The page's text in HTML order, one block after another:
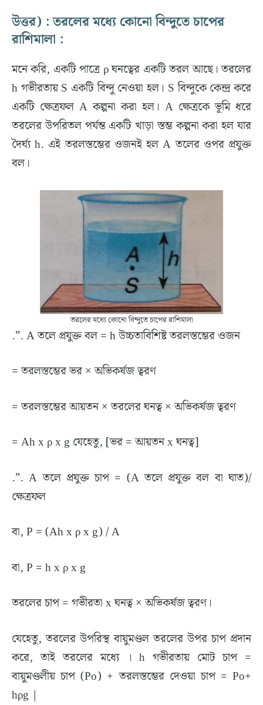
উত্তর) : তরলের মধ্যে কোনো বিন্দুতে চাপের
রাশিমালা :
মনে করি, একটি পাত্রে ρ ঘনত্বের একটি তরল আছে। তরলের
h গভীরতায় S একটি বিন্দু নেওয়া হল। S বিন্দুকে কেন্দ্র করে
একটি ক্ষেত্রফল A কল্পনা করা হল। A ক্ষেত্রকে ভূমি ধরে
তরলের উপরিতল পর্যন্ত একটি খাড়া স্তম্ভ কল্পনা করা হল যার
দৈর্ঘ্য h. এই তরলস্তম্ভের ওজনই হল A তলের ওপর প্রযুক্ত
বল।
তরলের মধ্যে কোনো বিন্দুতে চাপের রাশিমালা
.”. A তলে প্রযুক্ত বল = h উচ্চতাবিশিষ্ট তরলস্তম্ভের ওজন
= তরলস্তম্ভের ভর × অভিকর্ষজ ত্বরণ
= তরলস্তম্ভের আয়তন × তরলের ঘনত্ব × অভিকর্ষজ ত্বরণ
= Ah x ρ x g যেহেতু, [ভর = আয়তন x ঘনত্ব]
.”. A তলে প্রযুক্ত চাপ = (A তলে প্রযুক্ত বল বা ঘাত)/
ক্ষেত্রফল
বা, P = (Ah x ρ x g) / A
বা, P = h x ρ x g
তরলের চাপ = গভীরতা x ঘনত্ব × অভিকর্ষজ ত্বরণ।
যেহেতু, তরলের উপরিস্থ বায়ুমণ্ডল তরলের উপর চাপ প্রদান
করে, তাই তরলের মধ্যে । h গভীরতায় মোট চাপ =
বায়ুমণ্ডলীয় চাপ (Po) + তরলস্তম্ভের দেওয়া চাপ = Po+
hρg |